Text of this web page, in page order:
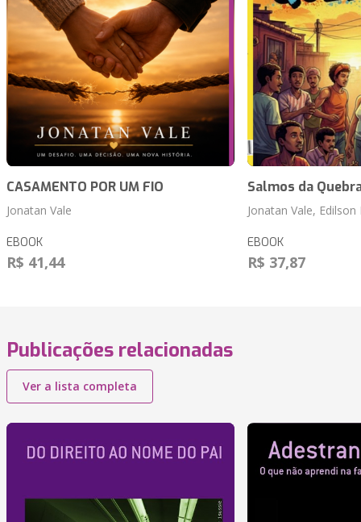
CASAMENTO POR UM FIO
Jonatan Vale
EBOOK
R$ 41,44
Salmos da
Jonatan Vale,
EBOOK
R$ 37,87
Publicações relacionadas
Ver a lista completa